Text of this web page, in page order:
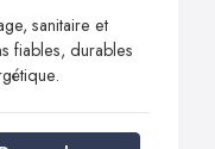
sanitaire et
fiables, durables